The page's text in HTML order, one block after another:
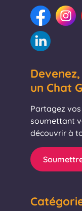
un Chat
Partagez
soumettant
découvrir à